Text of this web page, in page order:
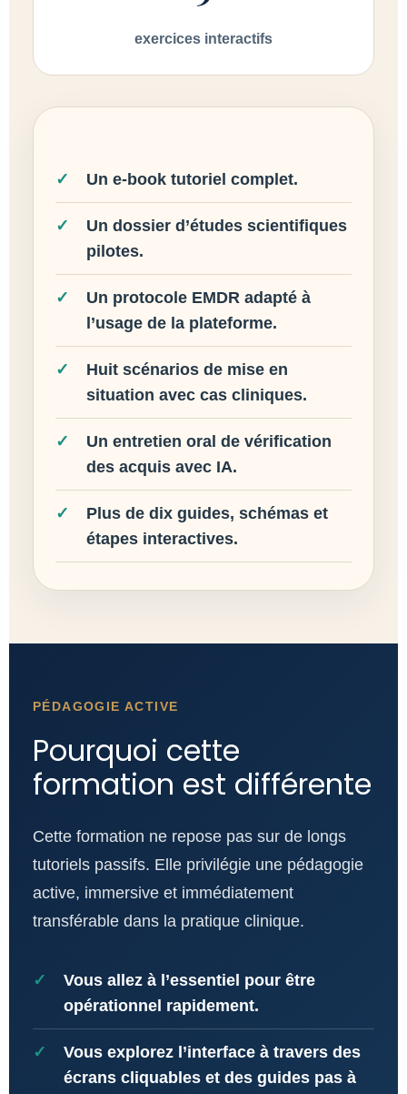
exercices interactifs
Un e-book tutoriel complet.
Un dossier d’études scientifiques
pilotes.
Un protocole EMDR adapté à
l’usage de la plateforme.
Huit scénarios de mise en
situation avec cas cliniques.
Un entretien oral de vérification
des acquis avec IA.
Plus de dix guides, schémas et
étapes interactives.
PÉDAGOGIE ACTIVE
Pourquoi cette
formation est différente
Cette formation ne repose pas sur de longs
tutoriels passifs. Elle privilégie une pédagogie
active, immersive et immédiatement
transférable dans la pratique clinique.
Vous allez à l’essentiel pour être
opérationnel rapidement.
Vous explorez l’interface à travers des
écrans cliquables et des guides pas à